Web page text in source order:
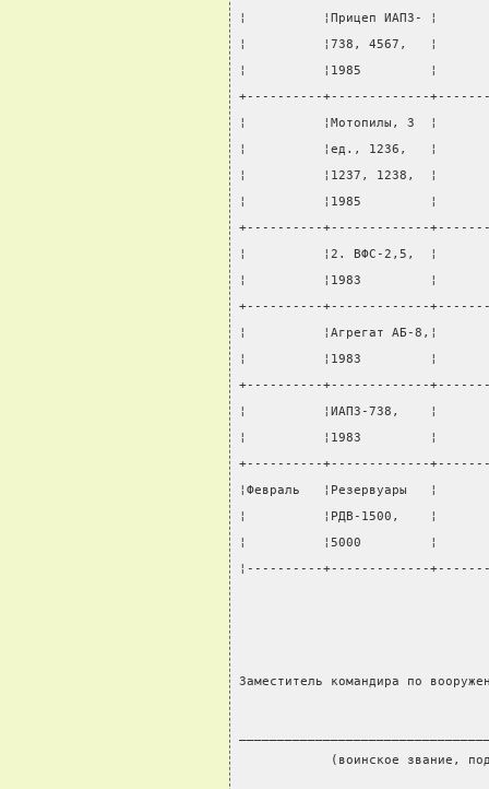
¦          ¦Прицеп ИАПЗ-
¦          ¦738, 4567,   ¦
¦          ¦1985         ¦
+----------+-------------
¦          ¦Мотопилы, 3
¦          ¦ед., 1236,   ¦
¦          ¦1237, 1238,
¦          ¦1985         ¦
+----------+-------------
¦          ¦2. ВФС-2,5,  ¦
¦          ¦1983         ¦
+----------+-------------
¦          ¦Агрегат АБ-
¦          ¦1983         ¦
+----------+-------------
¦          ¦ИАПЗ-738,    ¦
¦          ¦1983         ¦
+----------+-------------
¦Февраль
¦          ¦РДВ-1500,    ¦
¦          ¦5000         ¦
¦----------+-------------
Заместитель командира по
(воинское звание,